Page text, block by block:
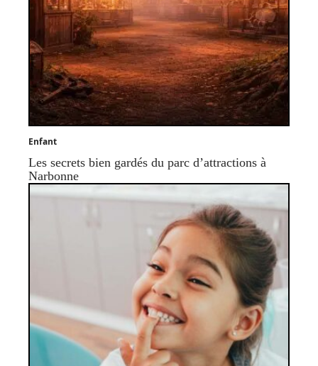
Enfant
Les secrets bien gardés du parc d’attractions à
Narbonne